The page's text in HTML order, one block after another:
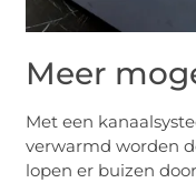
Meer
Met een
verwarmd worden
lopen er buizen